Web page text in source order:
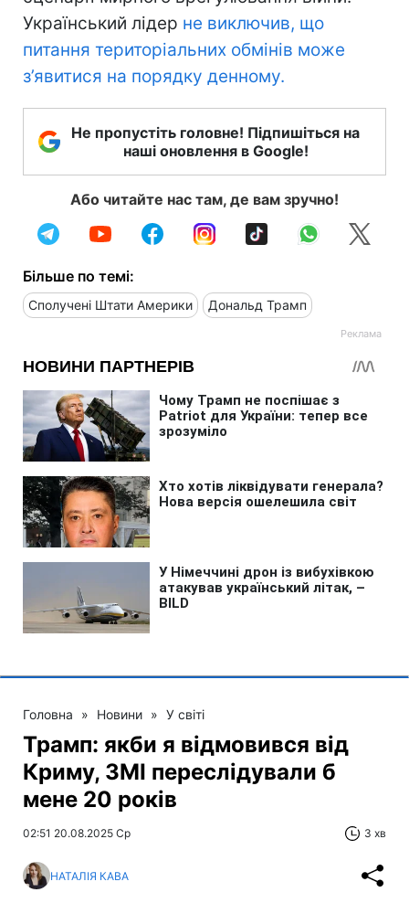
Український лідер не виключив, що
питання територіальних обмінів може
з’явитися на порядку денному.
Не пропустіть головне! Підпишіться на
наші оновлення в Google!
Або читайте нас там, де вам зручно!
Більше по темі:
Сполучені Штати Америки Дональд Трамп
Головна » Новини » У світі
Трамп: якби я відмовився від
Криму, ЗМІ переслідували б
мене 20 років
02:51 20.08.2025 Ср 3 хв
НАТАЛІЯ КАВА